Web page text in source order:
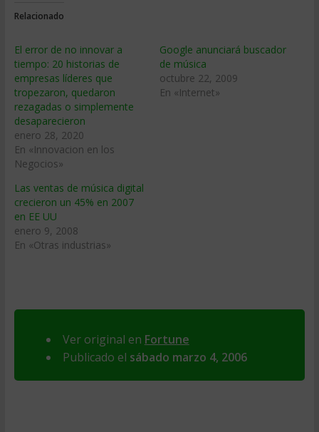
Relacionado
El error de no innovar a
tiempo: 20 historias de
empresas líderes que
tropezaron, quedaron
rezagadas o simplemente
desaparecieron
enero 28, 2020
En «Innovacion en los
Negocios»
Google anunciará buscador
de música
octubre 22, 2009
En «Internet»
Las ventas de música digital
crecieron un 45% en 2007
en EE UU
enero 9, 2008
En «Otras industrias»
Ver original en Fortune
Publicado el sábado marzo 4, 2006